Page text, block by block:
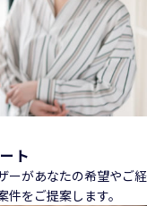
ト
ーがあなたの希望やご経
をご提案します。